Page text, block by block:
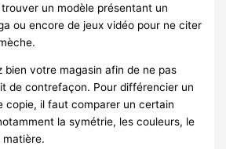
trouver un modèle présentant un
ou encore de jeux vidéo pour ne citer
bien votre magasin afin de ne pas
de contrefaçon. Pour différencier un
copie, il faut comparer un certain
la symétrie, les couleurs, le